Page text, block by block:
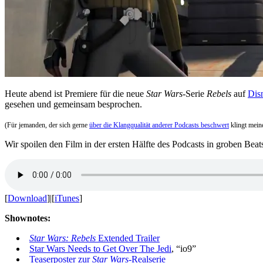
Heute abend ist Premiere für die neue Star Wars-Serie Rebels auf
gesehen und gemeinsam besprochen.
(Für jemanden, der sich gerne über die Klangqualität anderer Podcasts beschwert klingt
Wir spoilen den Film in der ersten Hälfte des Podcasts in groben
[Download]|[iTunes]
Shownotes:
Star Wars: Rebels Extended Trailer
Star Wars Needs to Get Over The Jedi, “io9”
Teaserposter zurStar Wars-Realserie